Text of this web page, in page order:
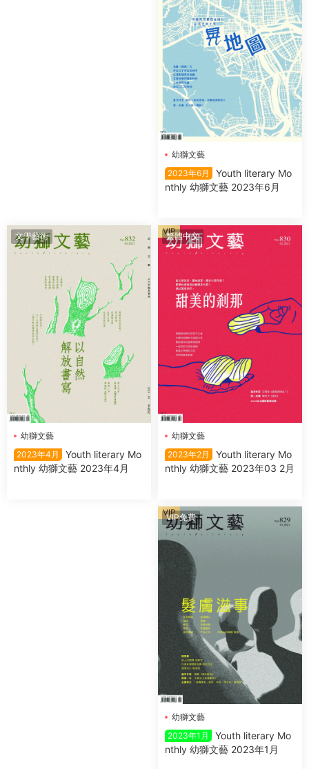
幼獅文藝
2023年6月
Youth literary Mo
nthly 幼獅文藝 2023年6月
文學藝術
幼獅文藝
2023年4月
Youth literary Mo
nthly 幼獅文藝 2023年4月
繁體中文
幼獅文藝
2023年2月
Youth literary Mo
nthly 幼獅文藝 2023年03 2月
VIP
VIP免費
幼獅文藝
2023年1月
Youth literary Mo
nthly 幼獅文藝 2023年1月
VIP